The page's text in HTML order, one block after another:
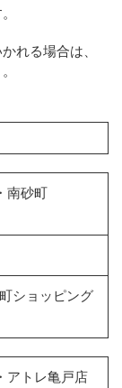
れる場合は、
南砂町
ショッピング
アトレ亀戸店